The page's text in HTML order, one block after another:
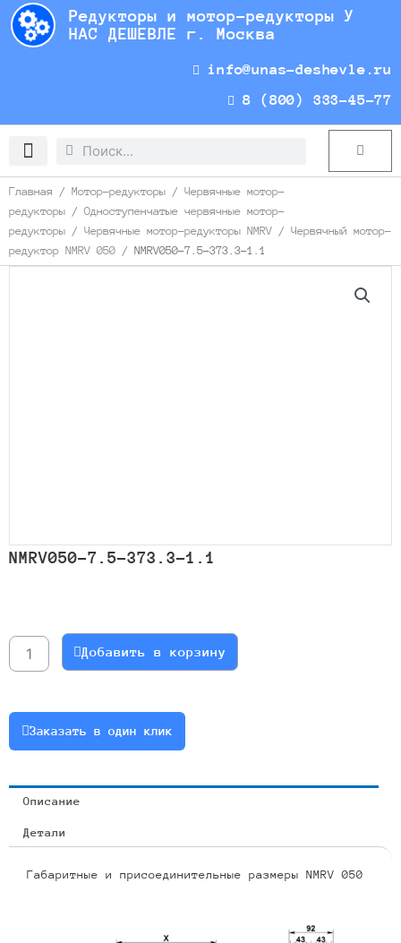
Перейти
содержимому
Редукторы и мотор-редукторы У
НАС ДЕШЕВЛЕ г. Москва
info@unas-deshevle.ru
8 (800) 333-45-77
Search
Search Cart
Главная / Мотор-редукторы / Червячные мотор-
редукторы / Одноступенчатые червячные мотор-
редукторы / Червячные мотор-редукторы NMRV / Червячный мотор-
редуктор NMRV 050 / NMRV050-7.5-373.3-1.1
NMRV050-7.5-373.3-1.1
NMRV050-
7.5-
Добавить в корзину
Заказать в один клик
Описание
Детали
Габаритные и присоединительные размеры NMRV 050